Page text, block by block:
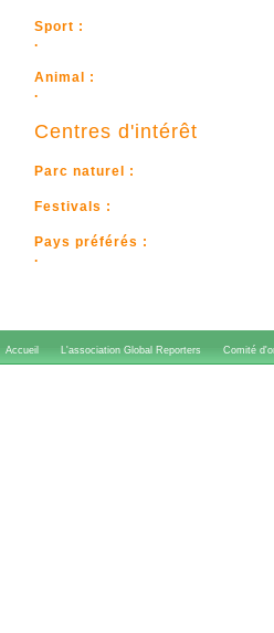
Sport :
.
Animal :
.
Centres d'intérêt
Parc naturel :
Festivals :
Pays préférés :
.
Accueil L'association Global Reporters Comité